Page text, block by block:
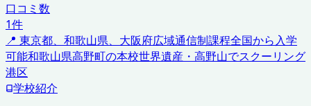
口コミ数
1件
📍 東京都、和歌山県、大阪府広域通信制課程全国から入学
可能和歌山県高野町の本校世界遺産・高野山でスクーリング
港区
学校紹介